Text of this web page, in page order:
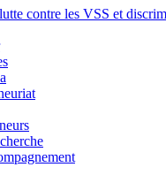
contre les VSS et